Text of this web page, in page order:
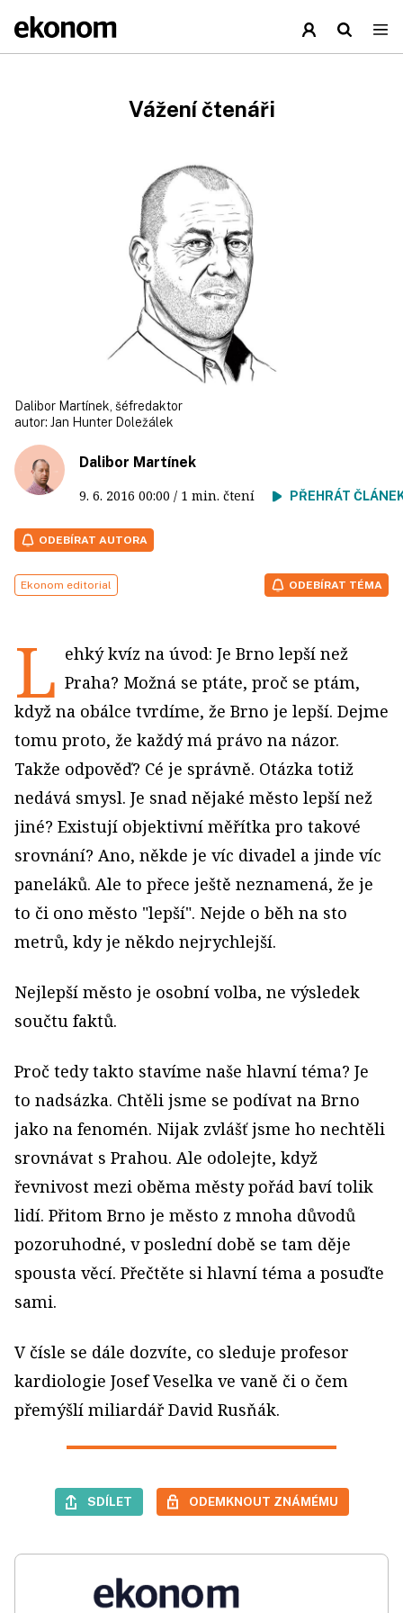
Vážení čtenáři
Dalibor Martínek, šéfredaktor
autor: Jan Hunter Doležálek
Dalibor Martínek
9. 6. 2016 00:00 / 1 min. čtení PŘEHRÁT
ODEBÍRAT AUTORA
Ekonom editorial ODEBÍRAT TÉMA
L ehký kvíz na úvod: Je Brno lepší než
Praha? Možná se ptáte, proč se ptám,
když na obálce tvrdíme, že Brno je lepší. Dejme
tomu proto, že každý má právo na názor.
Takže odpověď? Cé je správně. Otázka totiž
nedává smysl. Je snad nějaké město lepší než
jiné? Existují objektivní měřítka pro takové
srovnání? Ano, někde je víc divadel a jinde víc
paneláků. Ale to přece ještě neznamená, že je
to či ono město "lepší". Nejde o běh na sto
metrů, kdy je někdo nejrychlejší.
Nejlepší město je osobní volba, ne výsledek
součtu faktů.
Proč tedy takto stavíme naše hlavní téma? Je
to nadsázka. Chtěli jsme se podívat na Brno
jako na fenomén. Nijak zvlášť jsme ho nechtěli
srovnávat s Prahou. Ale odolejte, když
řevnivost mezi oběma městy pořád baví tolik
lidí. Přitom Brno je město z mnoha důvodů
pozoruhodné, v poslední době se tam děje
spousta věcí. Přečtěte si hlavní téma a posuďte
sami.
V čísle se dále dozvíte, co sleduje profesor
kardiologie Josef Veselka ve vaně či o čem
přemýšlí miliardář David Rusňák.
SDÍLET ODEMKNOUT ZNÁMÉMU